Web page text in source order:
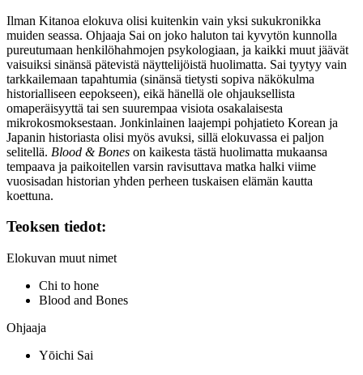
Ilman Kitanoa elokuva olisi kuitenkin vain yksi sukukronikka
muiden seassa. Ohjaaja Sai on joko haluton tai kyvytön kunnolla
pureutumaan henkilöhahmojen psykologiaan, ja kaikki muut jäävät
vaisuiksi sinänsä pätevistä näyttelijöistä huolimatta. Sai tyytyy vain
tarkkailemaan tapahtumia (sinänsä tietysti sopiva näkökulma
historialliseen eepokseen), eikä hänellä ole ohjauksellista
omaperäisyyttä tai sen suurempaa visiota osakalaisesta
mikrokosmoksestaan. Jonkinlainen laajempi pohjatieto Korean ja
Japanin historiasta olisi myös avuksi, sillä elokuvassa ei paljon
selitellä. Blood & Bones on kaikesta tästä huolimatta mukaansa
tempaava ja paikoitellen varsin ravisuttava matka halki viime
vuosisadan historian yhden perheen tuskaisen elämän kautta
koettuna.
Teoksen tiedot:
Elokuvan muut nimet
Chi to hone
Blood and Bones
Ohjaaja
Yōichi Sai